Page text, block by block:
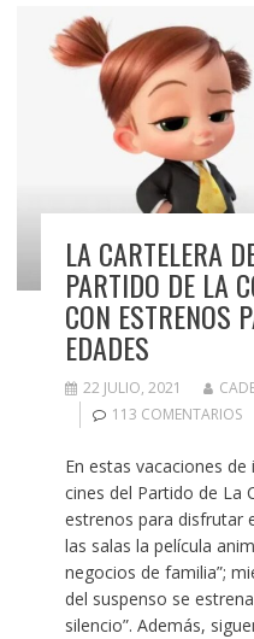
LA CARTELERA
PARTIDO DE LA
CON ESTRENOS
EDADES
22 JULIO, 2021
113 COMENTARIOS
En estas vacaciones
cines del Partido de La
estrenos para disfrutar
las salas la película
negocios de familia”;
del suspenso se
silencio”. Además,